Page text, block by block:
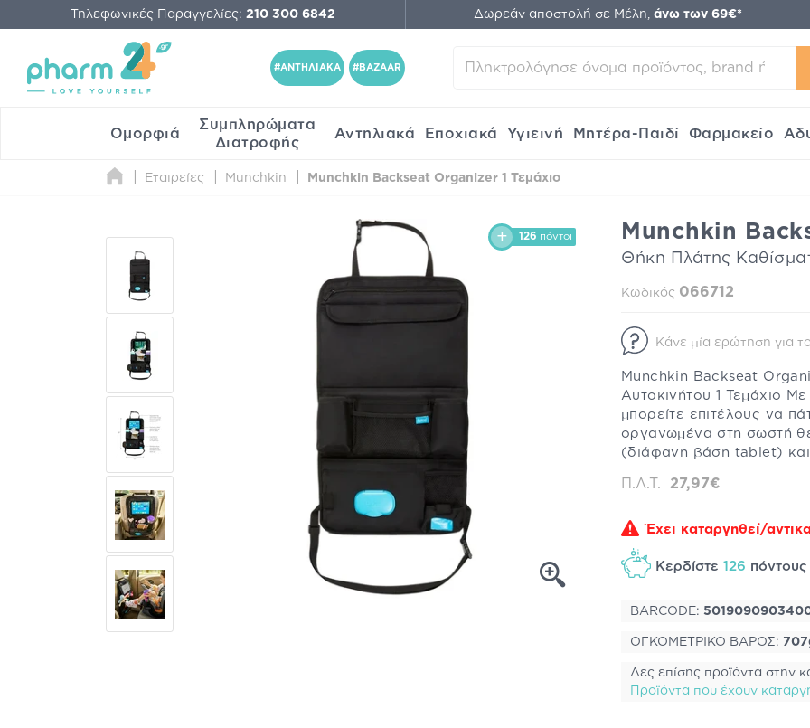
Τηλεφωνικές Παραγγελίες: 210 300 6842 Δωρεάν αποστολή σε Μέλη, άνω των 69€*
#ΑΝΤΗΛΙΑΚΑ #BAZAAR
Ομορφιά
Συμπληρώματα
Διατροφής
Αντηλιακά Εποχιακά Υγιεινή Μητέρα-Παιδί Φαρμακείο
Εταιρείες Munchkin Munchkin Backseat Organizer 1 Τεμάχιο
126 πόντοι Munchkin
Θήκη Πλάτης
Κωδικός 066712
Κάνε μία ερώτηση για
Munchkin Backseat
Αυτοκινήτου 1 Τεμάχιο
μπορείτε επιτέλους να
οργανωμένα στη σωστή
(διάφανη βάση tablet)
Π.Λ.Τ. 27,97€
Έχει καταργηθεί/
Κερδίστε 126
BARCODE:
ΟΓΚΟΜΕΤΡΙΚΟ ΒΑΡΟΣ:
Δες επίσης προϊόντα στην
Προϊόντα που έχουν